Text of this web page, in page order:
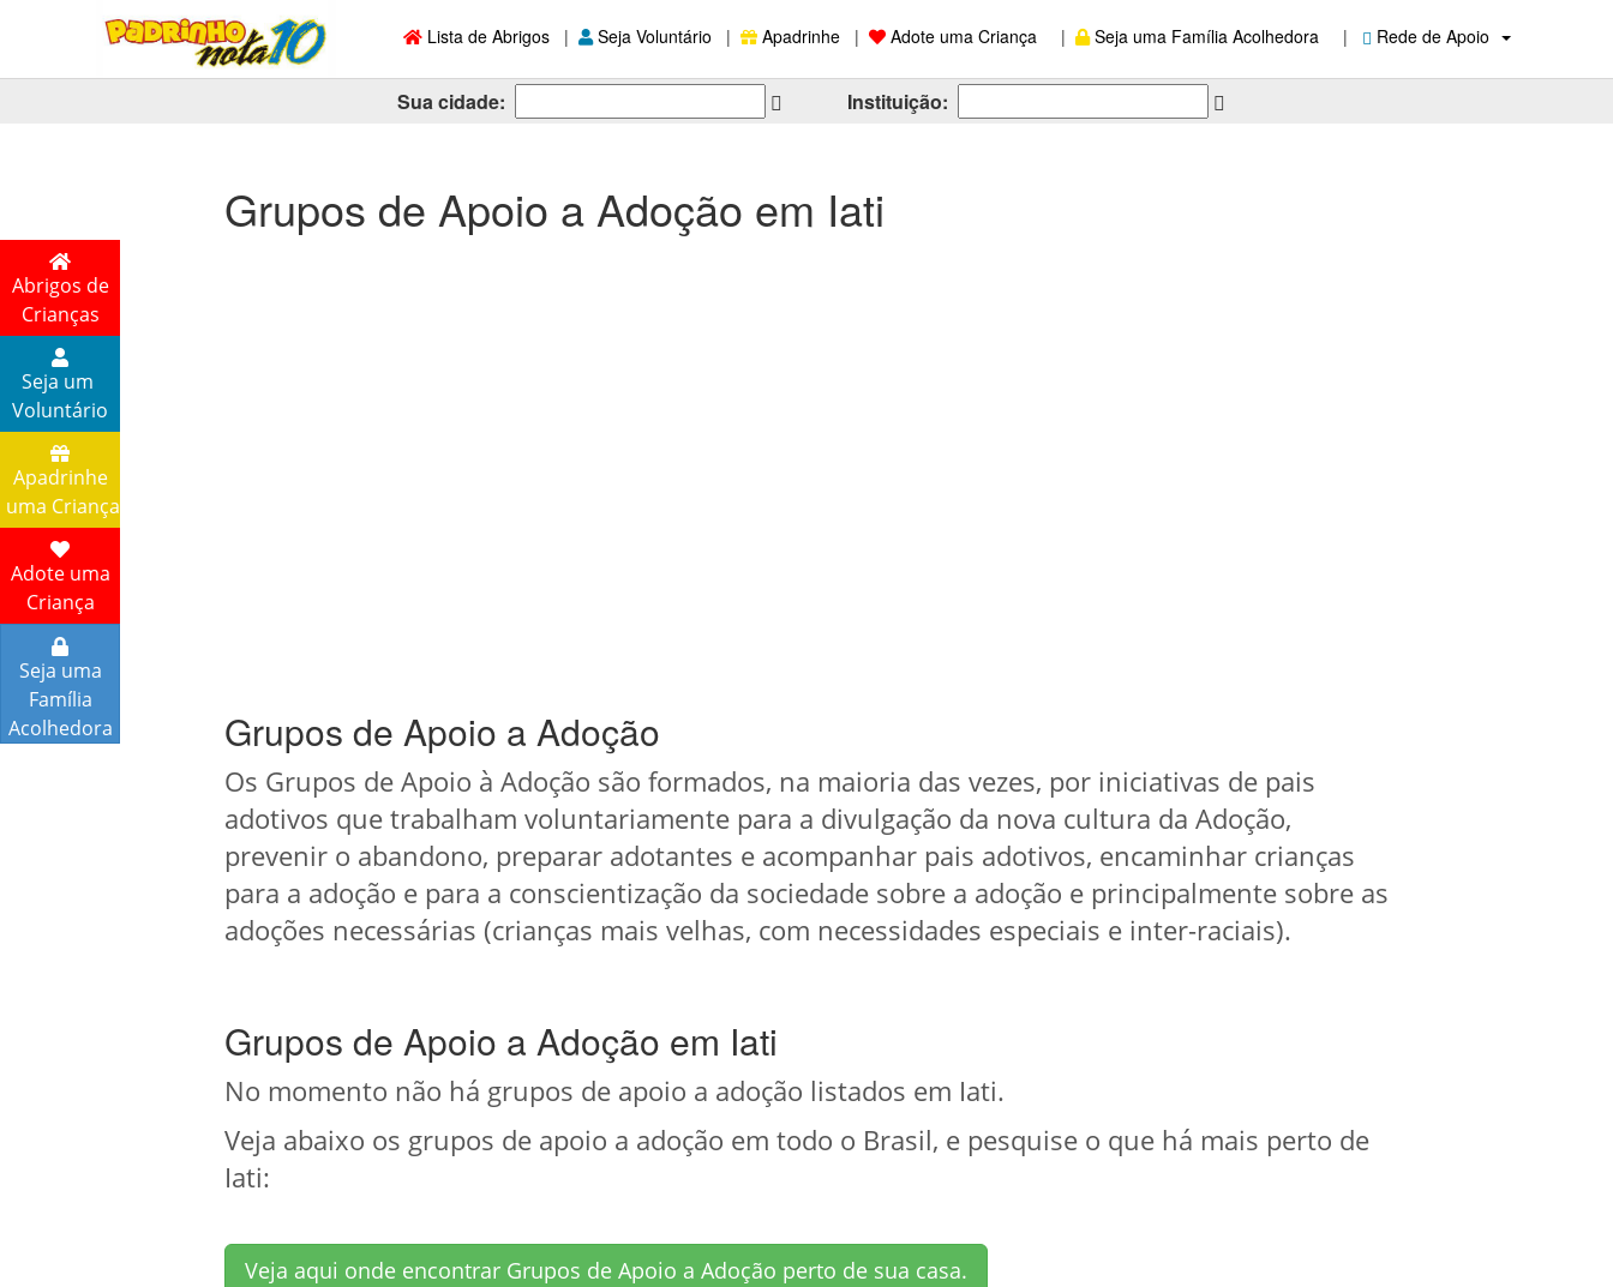
Lista de Abrigos | Seja Voluntário | Apadrinhe | Adote uma Criança | Seja uma Família Acolhedora | Rede de Apoio
Sua cidade: Instituição:
Abrigos de
Crianças
Seja um
Voluntário
Apadrinhe
uma Criança
Adote uma
Criança
Seja uma
Família
Acolhedora
Grupos de Apoio a Adoção em Iati
Grupos de Apoio a Adoção
Os Grupos de Apoio à Adoção são formados, na maioria das vezes, por iniciativas de pais
adotivos que trabalham voluntariamente para a divulgação da nova cultura da Adoção,
prevenir o abandono, preparar adotantes e acompanhar pais adotivos, encaminhar crianças
para a adoção e para a conscientização da sociedade sobre a adoção e principalmente sobre as
adoções necessárias (crianças mais velhas, com necessidades especiais e inter-raciais).
Grupos de Apoio a Adoção em Iati
No momento não há grupos de apoio a adoção listados em Iati.
Veja abaixo os grupos de apoio a adoção em todo o Brasil, e pesquise o que há mais perto de
Iati:
Veja aqui onde encontrar Grupos de Apoio a Adoção perto de sua casa.